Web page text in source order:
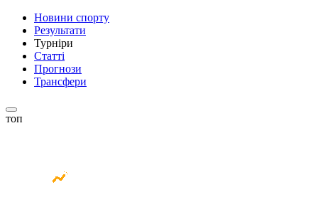
Новини спорту
Результати
Турніри
Статті
Прогнози
Трансфери
топ